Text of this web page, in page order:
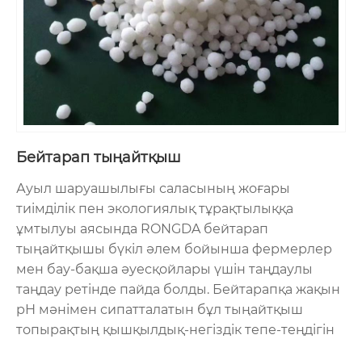
Бейтарап тыңайтқыш
Ауыл шаруашылығы саласының жоғары
тиімділік пен экологиялық тұрақтылыққа
ұмтылуы аясында RONGDA бейтарап
тыңайтқышы бүкіл әлем бойынша фермерлер
мен бау-бақша әуесқойлары үшін таңдаулы
таңдау ретінде пайда болды. Бейтарапқа жақын
рН мәнімен сипатталатын бұл тыңайтқыш
топырақтың қышқылдық-негіздік тепе-теңдігін